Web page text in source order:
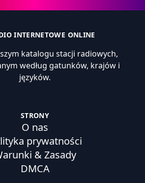
INTERNETOWE ONLINE
katalogu stacji radiowych,
według gatunków, krajów i
języków.
STRONY
O nas
prywatności
& Zasady
DMCA